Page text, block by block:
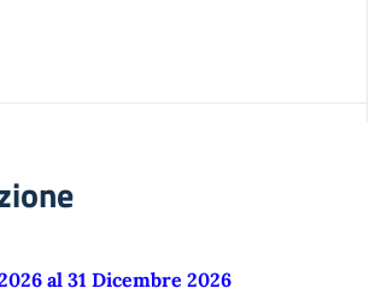
al 31 Dicembre 2026